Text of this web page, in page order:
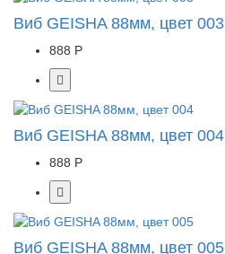
Виб GEISHA 88мм, цвет 003
888 Р
Виб GEISHA 88мм, цвет 004
888 Р
Виб GEISHA 88мм, цвет 005